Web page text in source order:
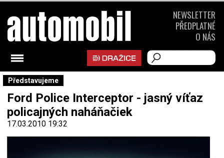
Představujeme
Ford Police Interceptor - jasný víťaz
policajných naháňačiek
17.03.2010 19:32
NEWSLETTER
PŘEDPLATNÉ
O NÁS